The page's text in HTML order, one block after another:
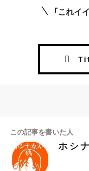
「これイ
この記事を書いた人
ホシ